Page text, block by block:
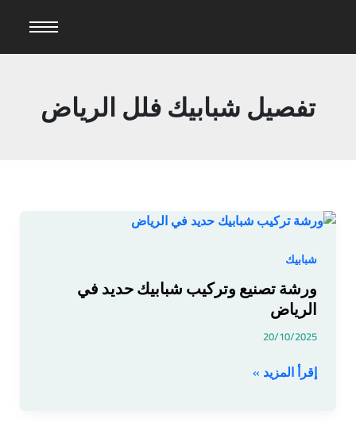
تفصيل شبابيك فلل الرياض
شبابيك
ورشة تصنيع وتركيب شبابيك حديد في
الرياض
20/10/2025
ورشة
وتركيب
حديد
في
الرياض
إقرأ المزيد »